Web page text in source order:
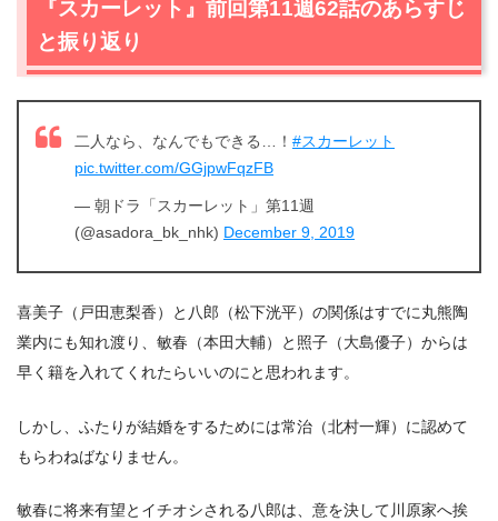
2.1 「結婚は認めない」の一点張りの常治（北村一輝）は、
その話題さえ出させない！
2.2
2.3 夢と幸せが膨らむ「夫婦貯金」
2.4 親友・照子（大島優子）の願いと危機？
2.5
待てど暮らせど八郎（松下洸平）が来なくてイライラ
4. 『スカーレット』他話のネタバレ記事一覧
『スカーレット』前回第11週62話のあらすじ
と振り返り
二人なら、なんでもできる…！ #スカーレット
pic.twitter.com/GGjpwFqzFB
— 朝ドラ「スカーレット」第11週
(@asadora_bk_nhk) December 9, 2019
喜美子（戸田恵梨香）と八郎（松下洸平）の関係はすでに丸熊陶
業内にも知れ渡り、敏春（本田大輔）と照子（大島優子）からは
早く籍を入れてくれたらいいのにと思われます。
しかし、ふたりが結婚をするためには常治（北村一輝）に認めて
もらわねばなりません。
敏春に将来有望とイチオシされる八郎は、意を決して川原家へ挨